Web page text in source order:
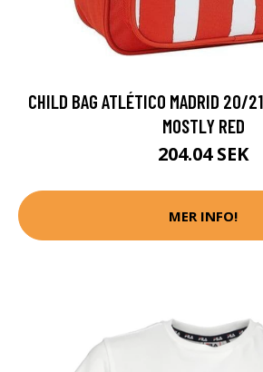
CHILD BAG ATLÉTICO MADRID 20/
MOSTLY RED
204.04 SEK
MER INFO!